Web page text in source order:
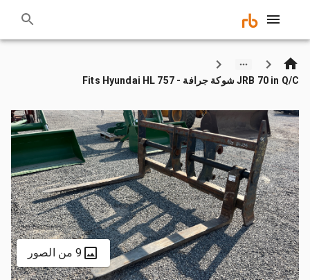
JRB 70 in Q/C شوكة جرافة - Fits Hyundai HL 757
9 من الصور